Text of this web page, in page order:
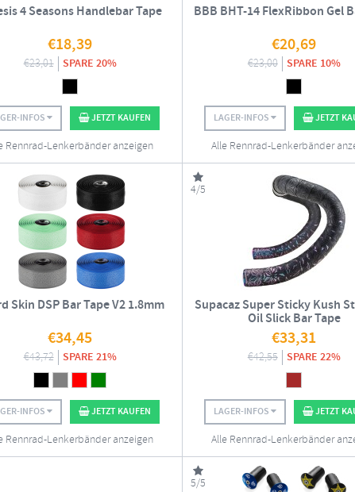
4 Seasons Handlebar Tape
€18,39
€23,01 SPARE 20%
INFOS JETZT KAUFEN
Rennrad-Lenkerbänder anzeigen
BBB BHT-14 FlexRibbon Gel
€20,69
€23,00 SPARE 10%
LAGER-INFOS JETZT
Alle Rennrad-Lenkerbänder
Skin DSP Bar Tape V2 1.8mm
€34,45
€43,72 SPARE 21%
INFOS JETZT KAUFEN
Rennrad-Lenkerbänder anzeigen
4/5
Supacaz Super Sticky Kush
Oil Slick Bar Tape
€33,31
€42,55 SPARE 22%
LAGER-INFOS JETZT
Alle Rennrad-Lenkerbänder
5/5